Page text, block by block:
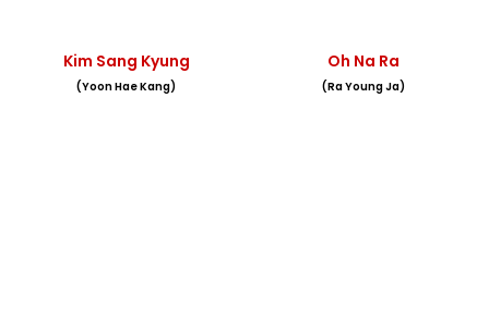
Kim Sang Kyung
(Yoon Hae Kang)
Oh Na Ra
(Ra Young Ja)